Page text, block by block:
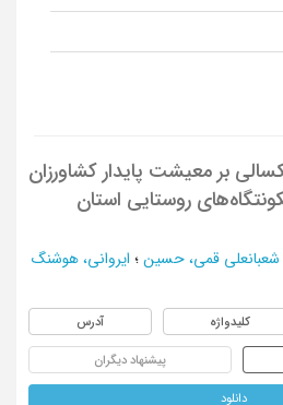
بر معیشت پایدار کشاورزان
روستایی استان
شعبانعلی قمی، حسین ؛ ایروانی، هوشنگ
کلیدواژه آدرس
پیشنهاد دیگران
دانلود